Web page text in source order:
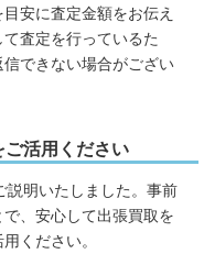
安に査定金額をお伝え
査定を行っているた
できない場合がござい
活用ください
説明いたしました。事前
、安心して出張買取を
ください。